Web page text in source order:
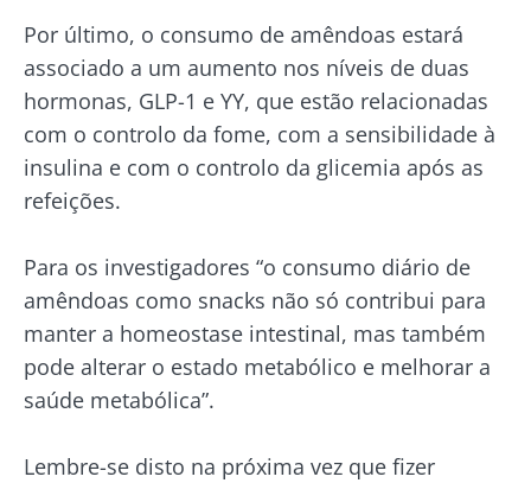
Por último, o consumo de amêndoas estará
associado a um aumento nos níveis de duas
hormonas, GLP-1 e YY, que estão relacionadas
com o controlo da fome, com a sensibilidade à
insulina e com o controlo da glicemia após as
refeições.
Para os investigadores “o consumo diário de
amêndoas como snacks não só contribui para
manter a homeostase intestinal, mas também
pode alterar o estado metabólico e melhorar a
saúde metabólica”.
Lembre-se disto na próxima vez que fizer
são
para a...
mais